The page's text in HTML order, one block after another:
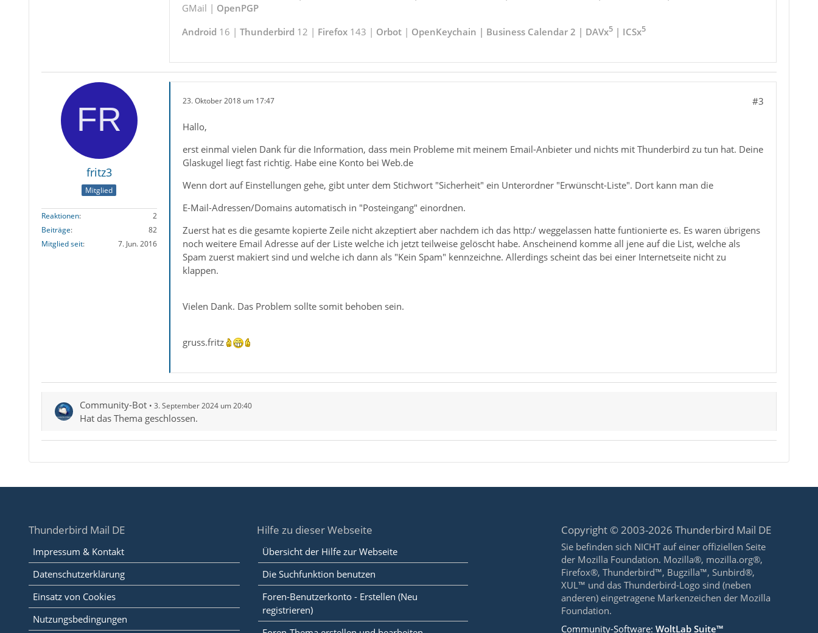
GMail | OpenPGP
Android 16 | Thunderbird 12 | Firefox143 | Orbot| OpenKeychain | Business Calendar 2 | DAVx5| ICSx5
fritz3
Mitglied
Reaktionen
2
Beiträge
82
Mitglied seit
7. Jun. 2016
23. Oktober 2018 um 17:47 #3
Hallo,
erst einmal vielen Dank für die Information, dass mein Probleme mit meinem Email-Anbieter und nichts mit Thunderbird zu tun hat. Deine
Glaskugel liegt fast richtig. Habe eine Konto bei Web.de
Wenn dort auf Einstellungen gehe, gibt unter dem Stichwort "Sicherheit" ein Unterordner "Erwünscht-Liste". Dort kann man die
E-Mail-Adressen/Domains automatisch in "Posteingang" einordnen.
Zuerst hat es die gesamte kopierte Zeile nicht akzeptiert aber nachdem ich das http:/ weggelassen hatte funtionierte es. Es waren übrigens
noch weitere Email Adresse auf der Liste welche ich jetzt teilweise gelöscht habe. Anscheinend komme all jene auf die List, welche als
Spam zuerst makiert sind und welche ich dann als "Kein Spam" kennzeichne. Allerdings scheint das bei einer Internetseite nicht zu
klappen.
Vielen Dank. Das Problem sollte somit behoben sein.
gruss.fritz
Community-Bot 3. September 2024 um 20:40
Hat das Thema geschlossen.
Thunderbird Mail DE
Impressum & Kontakt
Datenschutzerklärung
Einsatz von Cookies
Nutzungsbedingungen
Hilfe zu dieser Webseite
Übersicht der Hilfe zur Webseite
Die Suchfunktion benutzen
Foren-Benutzerkonto - Erstellen (Neu
registrieren)
Copyright © 2003-2026 Thunderbird Mail DE
Sie befinden sich NICHT auf einer offiziellen Seite
der Mozilla Foundation. Mozilla®, mozilla.org®,
Firefox®, Thunderbird™, Bugzilla™, Sunbird®,
XUL™ und das Thunderbird-Logo sind (neben
anderen) eingetragene Markenzeichen der Mozilla
Foundation.
Community-Software:WoltLab Suite™